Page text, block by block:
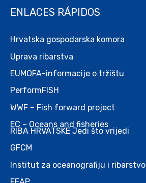
ENLACES RÁPIDOS
Hrvatska gospodarska komora
Uprava ribarstva
EUMOFA-informacije o tržištu
PerformFISH
WWF – Fish forward project
EC – Oceans and fisheries
RIBA HRVATSKE Jedi što vrijedi
GFCM
Institut za oceanografiju i ribarstvo